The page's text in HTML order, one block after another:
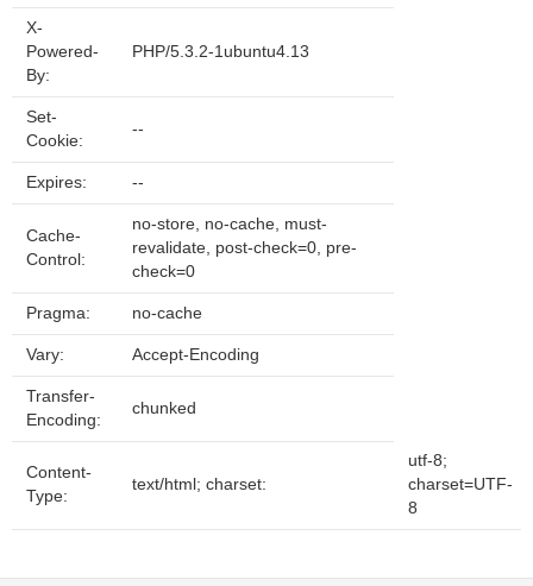
X-
Powered-
By:
PHP/5.3.2-1ubuntu4.13
Set-
Cookie:
--
Expires: --
Cache-
Control:
no-store, no-cache, must-
revalidate, post-check=0, pre-
check=0
Pragma: no-cache
Vary: Accept-Encoding
Transfer-
Encoding:
chunked
Content-
Type:
text/html; charset:
utf-8;
charset=UTF-
8